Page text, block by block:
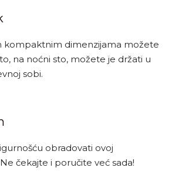
kompaktnim dimenzijama možete
na noćni sto, možete je držati u
sobi.
obradovati ovoj
čekajte i poručite već sada!